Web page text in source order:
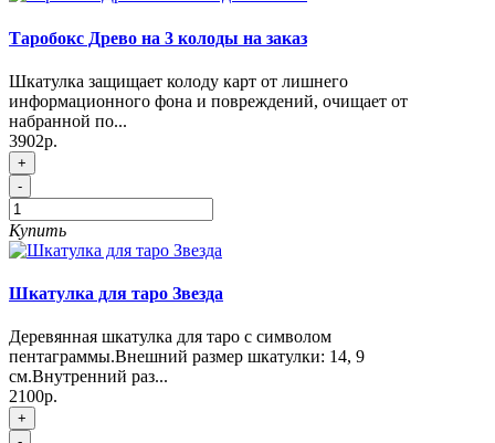
Таробокс Древо на 3 колоды на заказ
Шкатулка защищает колоду карт от лишнего
информационного фона и повреждений, очищает от
набранной по...
3902р.
+
-
Купить
Шкатулка для таро Звезда
Деревянная шкатулка для таро с символом
пентаграммы.Внешний размер шкатулки: 14, 9
см.Внутренний раз...
2100р.
+